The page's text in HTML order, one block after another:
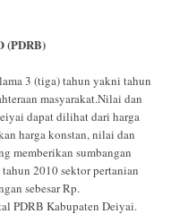
(PDRB)
3 (tiga) tahun yakni tahun
masyarakat.Nilai dan
dapat dilihat dari harga
harga konstan, nilai dan
memberikan sumbangan
2010 sektor pertanian
sebesar Rp.
PDRB Kabupaten Deiyai.